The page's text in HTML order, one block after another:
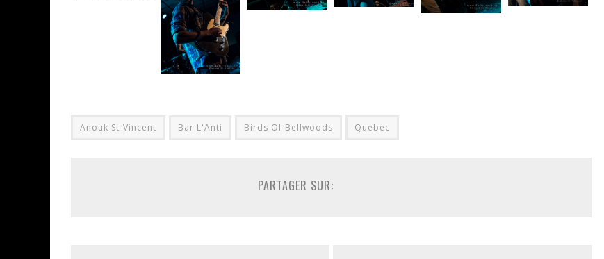
Anouk St-Vincent Bar L'Anti Birds Of Bellwoods Québec
PARTAGER SUR: